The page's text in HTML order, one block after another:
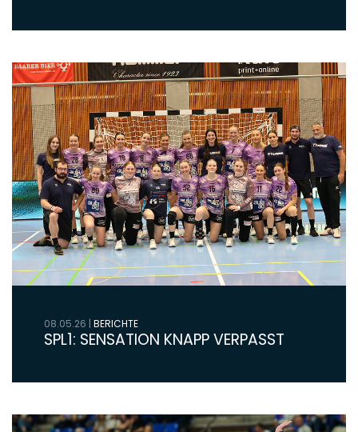
08.05.26 | BERICHTE
SPL1: SENSATION KNAPP VERPASST